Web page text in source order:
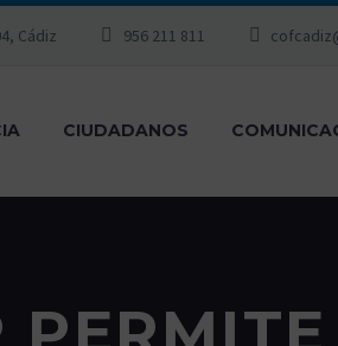
Cádiz 956 211 811
CIUDADANOS